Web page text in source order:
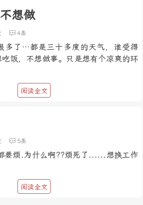
想做
4条
多了…都是三十多度的天气，谁受得
饭，不想做事。只是想有个凉爽的环
阅读全文
5条
要烦.为什么啊??烦死了......想换工作
阅读全文